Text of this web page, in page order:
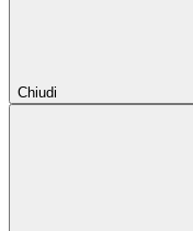
Chiudi